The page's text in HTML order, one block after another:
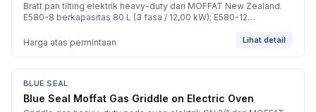
Bratt pan tilting elektrik heavy-duty dari MOFFAT New Zealand.
E580-8 berkapasitas 80 L (3 fasa / 12,00 kW); E580-12
Harga atas permintaan
Lihat detail
BARU
BLUE SEAL
Blue Seal Moffat Gas Griddle on Electric Oven